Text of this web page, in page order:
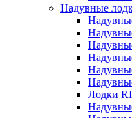
Надувные
Лодки